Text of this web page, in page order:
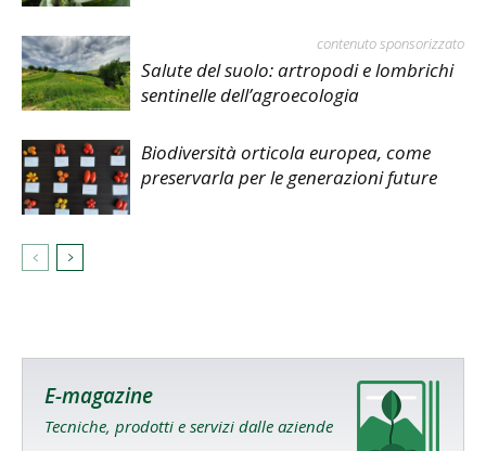
contenuto sponsorizzato
Salute del suolo: artropodi e lombrichi
sentinelle dell’agroecologia
Biodiversità orticola europea, come
preservarla per le generazioni future
E-magazine
Tecniche, prodotti e servizi dalle aziende